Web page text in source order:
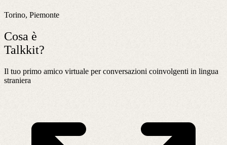
Torino, Piemonte
Cosa è
Talkkit?
Il tuo primo amico virtuale per conversazioni coinvolgenti in lingua
straniera